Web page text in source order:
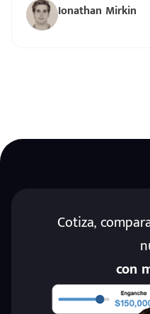
Ionathan Mirkin
Cotiza,
con